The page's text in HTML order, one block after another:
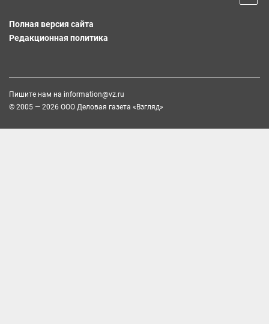
Полная версия сайта
Редакционная политика
Пишите нам на information@vz.ru
© 2005 — 2026 ООО Деловая газета «Взгляд»